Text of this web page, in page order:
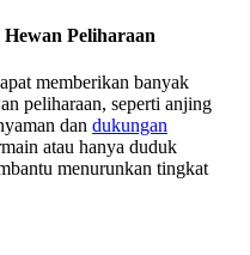
Peliharaan
memberikan banyak
peliharaan, seperti anjing
dan dukungan
atau hanya duduk
menurunkan tingkat